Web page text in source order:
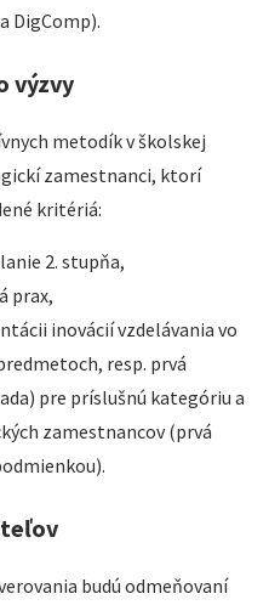
DigComp).
výzvy
metodík v školskej
zamestnanci, ktorí
kritériá:
2. stupňa,
prax,
inovácií vzdelávania vo
resp. prvá
pre príslušnú kategóriu a
zamestnancov (prvá
budú odmeňovaní